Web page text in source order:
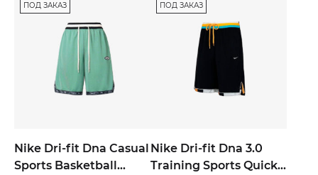
ПОД ЗАКАЗ
Nike Dri-fit Dna Casual
Sports Basketball
ПОД ЗАКАЗ
Nike Dri-fit Dna 3.0
Training Sports Quick